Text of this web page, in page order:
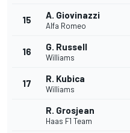
15 A. Giovinazzi
Alfa Romeo
16 G. Russell
Williams
17 R. Kubica
Williams
R. Grosjean
Haas F1 Team